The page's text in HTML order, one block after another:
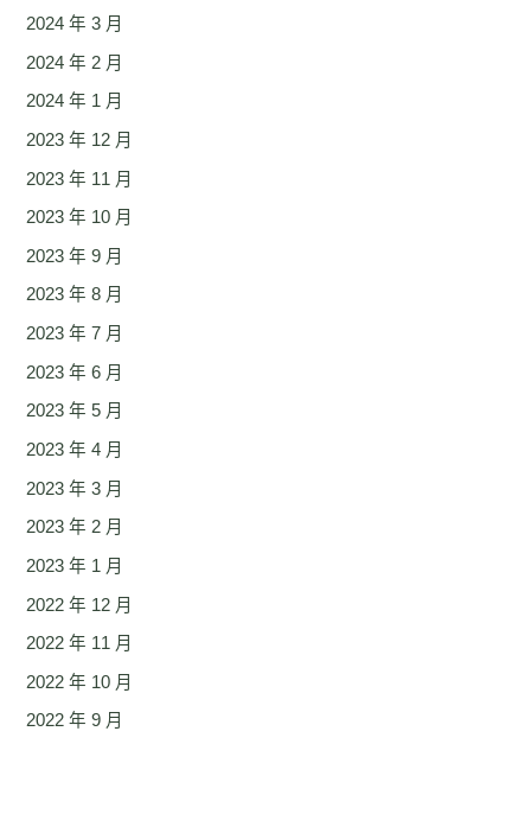
2024 年 3 月
2024 年 2 月
2024 年 1 月
2023 年 12 月
2023 年 11 月
2023 年 10 月
2023 年 9 月
2023 年 8 月
2023 年 7 月
2023 年 6 月
2023 年 5 月
2023 年 4 月
2023 年 3 月
2023 年 2 月
2023 年 1 月
2022 年 12 月
2022 年 11 月
2022 年 10 月
2022 年 9 月